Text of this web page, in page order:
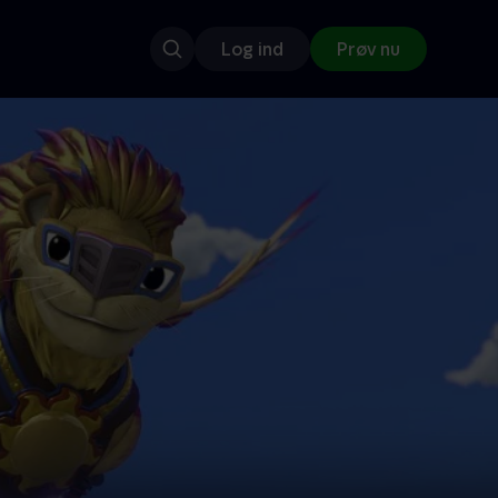
Log ind Prøv nu